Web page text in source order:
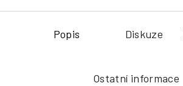
Popis Diskuze
Ostatní informace